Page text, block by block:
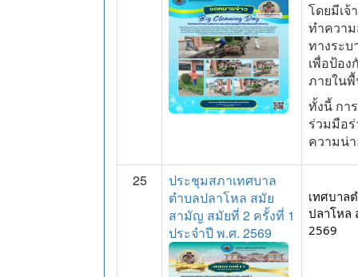
โดยมีเจ้
ทำความ
ทางระ
เพื่อป้อ
ภายใน
ทั้งนี้ กา
ร่วมมือ
ความน่
25
ประชุมสภาเทศบาล
ตำบลปลาโหล สมัย
สามัญ สมัยที่ 2 ครั้งที่ 1
ประจำปี พ.ศ. 2569
เทศบาล
ปลาโหล
2569